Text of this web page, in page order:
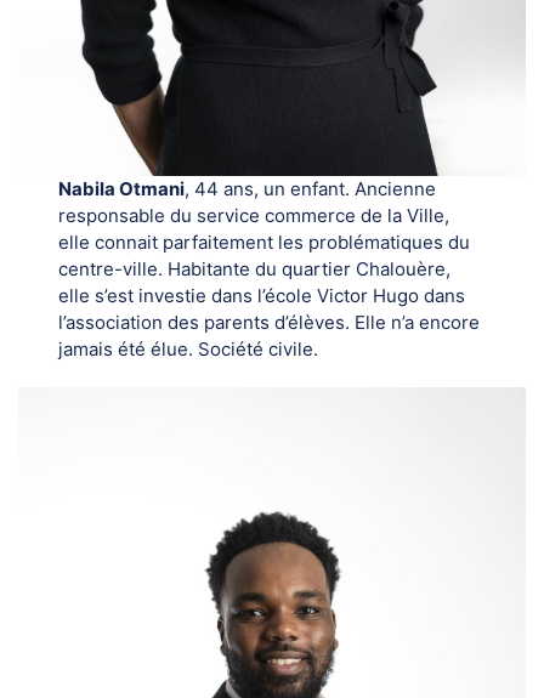
Nabila Otmani, 44 ans, un enfant. Ancienne
responsable du service commerce de la Ville,
elle connait parfaitement les problématiques du
centre-ville. Habitante du quartier Chalouère,
elle s’est investie dans l’école Victor Hugo dans
l’association des parents d’élèves. Elle n’a encore
jamais été élue. Société civile.